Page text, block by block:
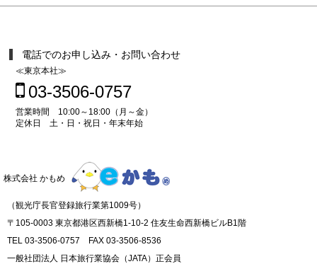
電話でのお申し込み・お問い合わせ
≪東京本社≫
03-3506-0757
営業時間 10:00～18:00（月～金）
定休日 土・日・祝日・年末年始
株式会社 かもめ
（観光庁長官登録旅行業第1009号）
〒105-0003 東京都港区西新橋1-10-2 住友生命西新橋ビルB1階
TEL 03-3506-0757 FAX 03-3506-8536
一般社団法人 日本旅行業協会（JATA）正会員